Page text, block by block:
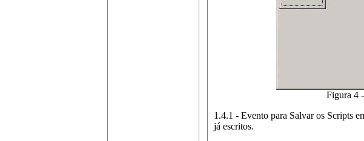
Figura 4
1.4.1 - Evento para Salvar os Scripts
já escritos.